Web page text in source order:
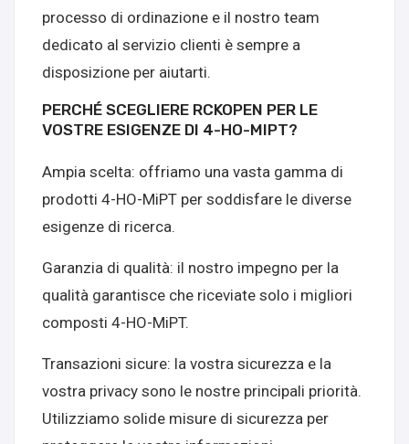
processo di ordinazione e il nostro team
dedicato al servizio clienti è sempre a
disposizione per aiutarti.
PERCHÉ SCEGLIERE RCKOPEN PER LE
VOSTRE ESIGENZE DI 4-HO-MIPT?
Ampia scelta: offriamo una vasta gamma di
prodotti 4-HO-MiPT per soddisfare le diverse
esigenze di ricerca.
Garanzia di qualità: il nostro impegno per la
qualità garantisce che riceviate solo i migliori
composti 4-HO-MiPT.
Transazioni sicure: la vostra sicurezza e la
vostra privacy sono le nostre principali priorità.
Utilizziamo solide misure di sicurezza per